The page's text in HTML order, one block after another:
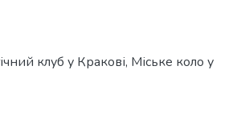
клуб у Кракові, Міське коло у